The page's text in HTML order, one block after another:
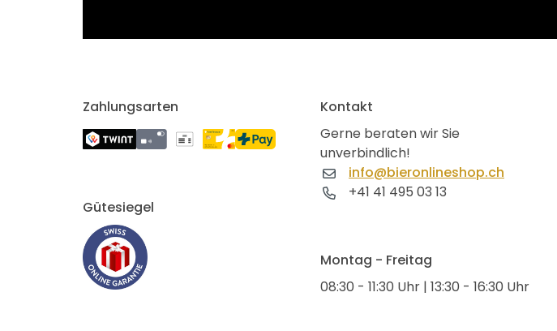
Zahlungsarten
Gütesiegel
Kontakt
Gerne beraten wir Sie
unverbindlich!
info@bieronlineshop.ch
+41 41 495 03 13
Montag - Freitag
08:30 - 11:30 Uhr | 13:30 - 16:30 Uhr